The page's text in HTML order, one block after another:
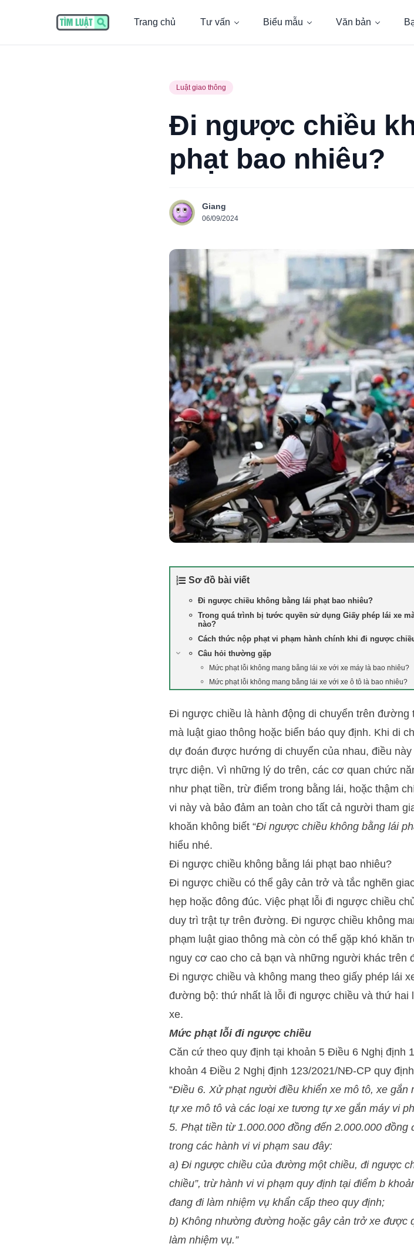
Trang chủ Tư vấn Biểu mẫu Văn bản
Luật giao thông
Đi ngược chiều
phạt bao nhiêu?
Giang
06/09/2024
Sơ đồ bài viết
Đi ngược chiều không bằng lái phạt bao nhiêu?
Trong quá trình bị tước quyền sử dụng Giấy phép lái xe
nào?
Cách thức nộp phạt vi phạm hành chính khi đi ngược
Câu hỏi thường gặp
Mức phạt lỗi không mang bằng lái xe với xe máy là bao nhiêu?
Mức phạt lỗi không mang bằng lái xe với xe ô tô là bao nhiêu?
Đi ngược chiều là hành động di chuyển trên
mà luật giao thông hoặc biển báo quy định. Khi di
dự đoán được hướng di chuyển của nhau, điều
trực diện. Vì những lý do trên, các cơ quan chức
như phạt tiền, trừ điểm trong bằng lái, hoặc thậm
vi này và bảo đảm an toàn cho tất cả người tham
khoăn không biết “Đi ngược chiều không bằng lái
hiểu nhé.
Đi ngược chiều không bằng lái phạt bao nhiêu?
Đi ngược chiều có thể gây cản trở và tắc nghẽn
hẹp hoặc đông đúc. Việc phạt lỗi đi ngược chiều
duy trì trật tự trên đường. Đi ngược chiều không
phạm luật giao thông mà còn có thể gặp khó khăn
nguy cơ cao cho cả bạn và những người khác trên
Đi ngược chiều và không mang theo giấy phép lái
đường bộ: thứ nhất là lỗi đi ngược chiều và thứ hai
xe.
Mức phạt lỗi đi ngược chiều
Căn cứ theo quy định tại khoản 5 Điều 6 Nghị
khoản 4 Điều 2 Nghị định 123/2021/NĐ-CP quy
“Điều 6. Xử phạt người điều khiển xe mô tô, xe
tự xe mô tô và các loại xe tương tự xe gắn máy vi
5. Phạt tiền từ 1.000.000 đồng đến 2.000.000
trong các hành vi vi phạm sau đây:
a) Đi ngược chiều của đường một chiều, đi ngược
chiều”, trừ hành vi vi phạm quy định tại điểm b
đang đi làm nhiệm vụ khẩn cấp theo quy định;
b) Không nhường đường hoặc gây cản trở xe được
làm nhiệm vụ.”